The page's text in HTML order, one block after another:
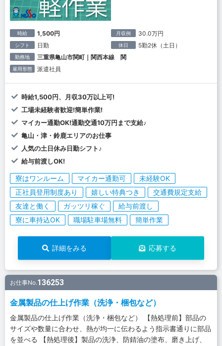
時給 1,500円 月収例 30.0万円
シフト 日勤 休日 5勤2休（土日）
勤務地 三重県亀山市関町｜関西本線 関
雇用形態 派遣社員
時給1,500円、月収30万以上可!
工場未経験者歓迎!簡単作業!
マイカー通勤OK!通勤交通10万円まで支給♪
亀山・津・鈴鹿エリアのお仕事
人気の土日休み日勤シフト♪
給与前渡しOK!
寮はワンルーム マイカー通勤可
未経験OK
正社員登用制度あり
嬉しい特典つき
交通費規定支給
友達と働く
ガッツリ稼ぐ
給与前渡し
寮に車持込OK
職場駐車場無料 簡単作業
詳細をみる 応募する
お仕事No.136253
金属製品の仕上げ作業（洗浄・梱包など）
金属製品の仕上げ作業（洗浄・梱包など） 【熱処理前】部品の
サイズや数量に合わせ、熱が均一に伝わるよう指示書通りに部品
を並べる 【熱処理後】製品の洗浄、防錆油の塗布、磨き上げ、